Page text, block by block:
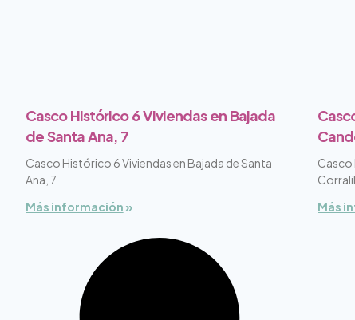
Casco Histórico 6 Viviendas en Bajada
de Santa Ana, 7
Casco Histórico 6 Viviendas en Bajada de Santa
Ana, 7
Más información »
Casco
Más